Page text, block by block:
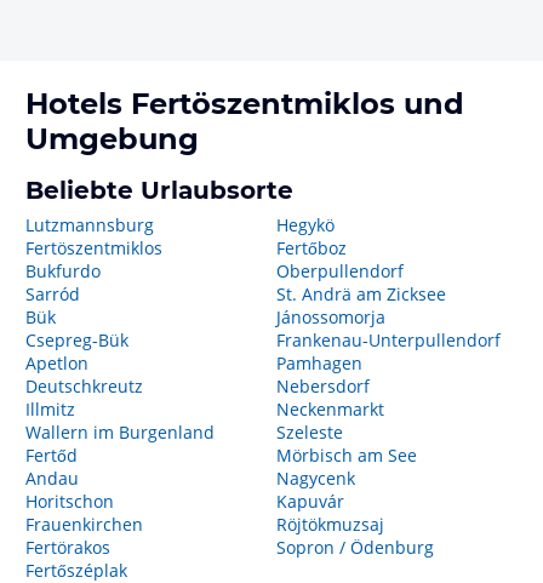
Hotels Fertöszentmiklos und
Umgebung
Beliebte Urlaubsorte
Lutzmannsburg
Fertöszentmiklos
Bukfurdo
Sarród
Bük
Csepreg-Bük
Apetlon
Deutschkreutz
Illmitz
Wallern im Burgenland
Fertőd
Andau
Horitschon
Frauenkirchen
Fertörakos
Fertőszéplak
Hegykö
Fertőboz
Oberpullendorf
St. Andrä am Zicksee
Jánossomorja
Frankenau-Unterpullendorf
Pamhagen
Nebersdorf
Neckenmarkt
Szeleste
Mörbisch am See
Nagycenk
Kapuvár
Röjtökmuzsaj
Sopron / Ödenburg